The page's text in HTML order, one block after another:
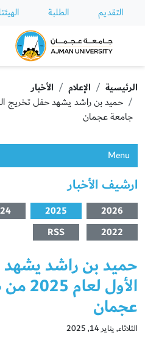
التقديم الطلبة
Ajman University
الرئيسية الإعلام
الأخبار
جامعة عجمان
Menu
ارشيف الأخبار
2026
2025
2022
RSS
حميد بن راشد
الأول
عجمان
الثلاثاء, يناير 14, 2025